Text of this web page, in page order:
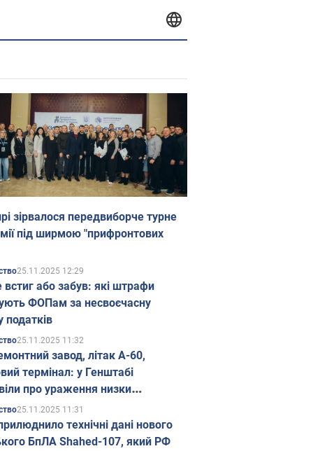
зірвалося передвиборче турне
під ширмою "прифронтових
25.11.2025 12:29
встиг або забув: які штрафи
ФОПам за несвоєчасну
податків
25.11.2025 11:32
завод, літак А-60,
термінал: у Генштабі
про ураження низки
об'єктів Росії
25.11.2025 11:31
технічні дані нового
БпЛА Shahed-107, який РФ